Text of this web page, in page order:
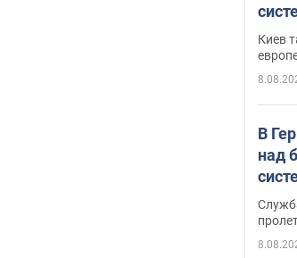
Киев
В
над